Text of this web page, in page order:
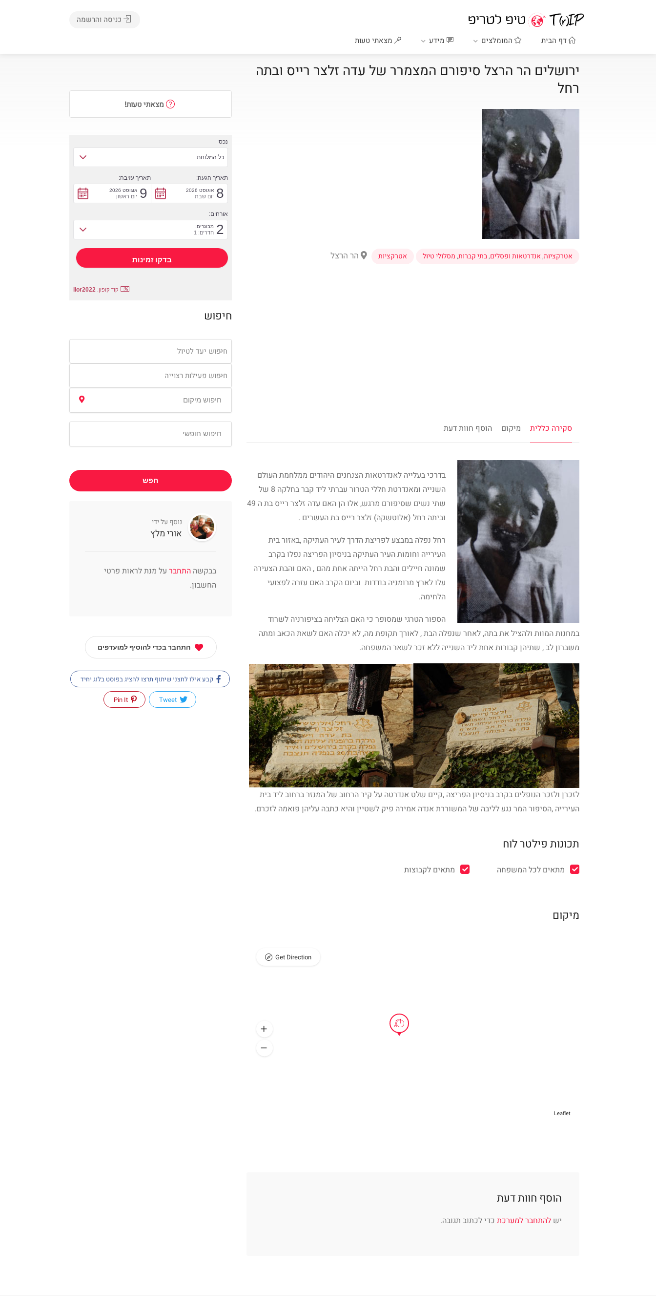
דף הבית המומלצים מידע מצאתי טעות
כניסה והרשמה
ירושלים הר הרצל סיפורם המצמרר של עדה זלצר רייס ובתה
רחל
אטרקציות,אנדרטאות ופסלים,בתי קברות,מסלולי טיול אטרקציות הר הרצל
סקירה כללית מיקום הוסף חוות דעת
בדרכי בעלייה לאנדרטאות הצנחנים היהודים ממלחמת העולם
השנייה ומאנדרטת חללי הטרור עברתי ליד קבר בחלקה 8 של
שתי נשים שסיפורם מרגש, אלו הן האם עדה זלצר רייס בת ה 49
וביתה רחל (אלוטשקה) זלצר רייס בת העשרים .
רחל נפלה במבצע לפריצת הדרך לעיר העתיקה ,באזור בית
העירייה וחומות העיר העתיקה בניסיון הפריצה נפלו בקרב
שמונה חיילים והבת רחל הייתה אחת מהם , האם והבת הצעירה
עלו לארץ מרומניה בודדות וביום הקרב האם עזרה לפצועי
הלחימה.
הספור הטרגי שמסופר כי האם הצליחה בציפורניה לשרוד
במחנות המוות ולהציל את בתה, לאחר שנפלה הבת , לאורך תקופת מה, לא יכלה האם לשאת הכאב ומתה
משברון לב , שתיהן קבורות אחת ליד השנייה ללא זכר לשאר המשפחה.
לזכרן ולזכר הנופלים בקרב בניסיון הפריצה ,קיים שלט אנדרטה על קיר הרחוב של המנזר ברחוב ליד בית
העירייה ,הסיפור המר נגע לליבה של המשוררת אנדה אמירה פיק לשטיין והיא כתבה עליהן פואמה לזכרם.
תכונות פילטר לוח
מתאים לכל המשפחה מתאים לקבוצות
מיקום
Leaflet
Get Direction
הוסף חוות דעת
יש להתחבר למערכת כדי לכתוב תגובה.
מצאתי טעות!
נכס
כל המלונות
תאריך הגעה:
8 אוגוסט 2026
יום שבת
תאריך עזיבה:
9 אוגוסט 2026
יום ראשון
אורחים:
2 מבוגרים:
חדרים: 1
קוד קופון: lior2022
חיפוש
חיפוש יעד לטיול
חיפוש פעילות רצוייה
חפש
נוסף על ידי
אורי מלץ
בבקשה התחבר על מנת לראות פרטי
החשבון.
התחבר בכדי להוסיף למועדפים
קבע אילו לחצני שיתוף תרצו להציג בפוסט בלוג יחיד